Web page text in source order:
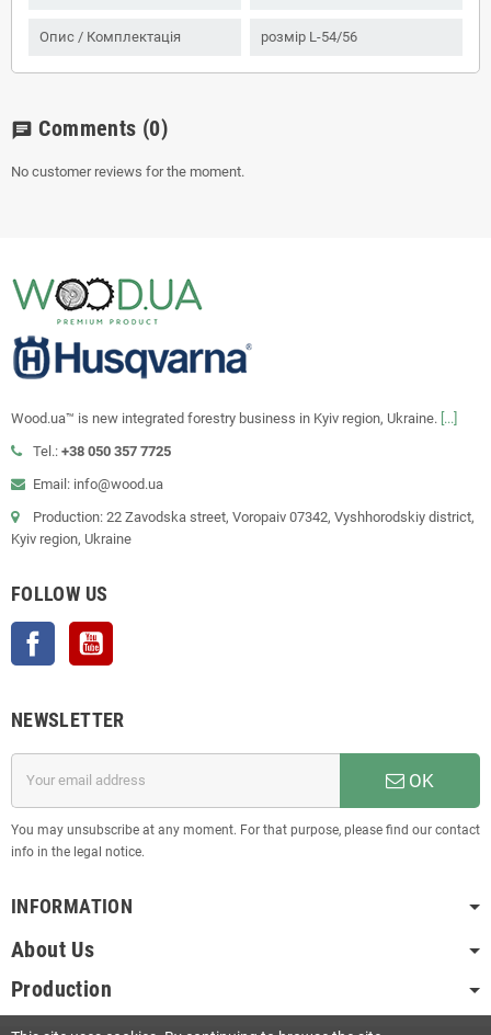
Опис / Комплектація розмір L-54/56
chat Comments (0)
No customer reviews for the moment.
Wood.ua™ is new integrated forestry business in Kyiv region, Ukraine. [...]
Tel.: +38 050 357 7725
Email: info@wood.ua
Production: 22 Zavodska street, Voropaiv 07342, Vyshhorodskiy district,
Kyiv region, Ukraine
FOLLOW US
Facebook
NEWSLETTER
OK
You may unsubscribe at any moment. For that purpose, please find our contact
info in the legal notice.
INFORMATION
About Us
Production